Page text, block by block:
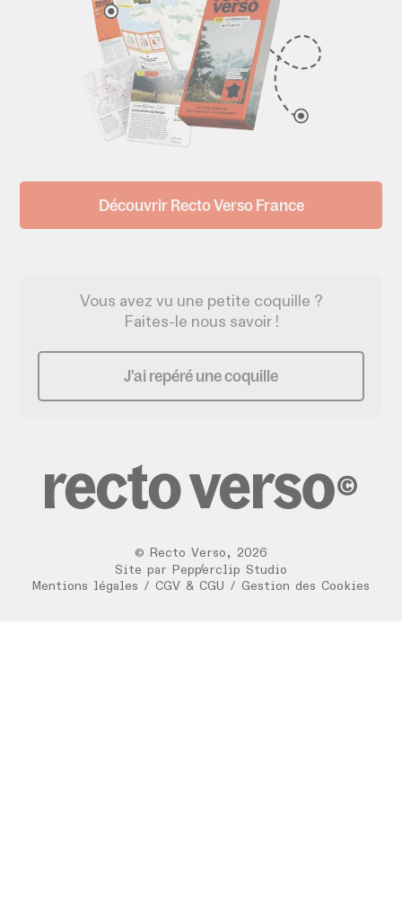
Découvrir Recto Verso France
Vous avez vu une petite coquille ?
Faites-le nous savoir !
J'ai repéré une coquille
© Recto Verso , 2026
/
Site par
Pepperclip Studio
Mentions légales / CGV & CGU / Gestion des Cookies